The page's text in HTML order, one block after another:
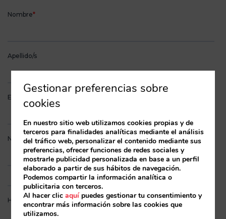
Gestionar preferencias sobre
cookies
En nuestro sitio web utilizamos cookies propias y de
terceros para finalidades analíticas mediante el análisis
del tráfico web, personalizar el contenido mediante sus
preferencias, ofrecer funciones de redes sociales y
mostrarle publicidad personalizada en base a un perfil
elaborado a partir de sus hábitos de navegación.
Podemos compartir la información analítica o
publicitaria con terceros.
Al hacer clicaquípuedes gestionar tu consentimiento y
encontrar más información sobre las cookies que
utilizamos.